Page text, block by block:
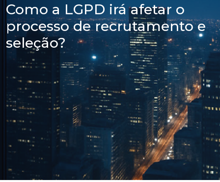
Como a LGPD irá afetar o
processo de recrutamento e
seleção?